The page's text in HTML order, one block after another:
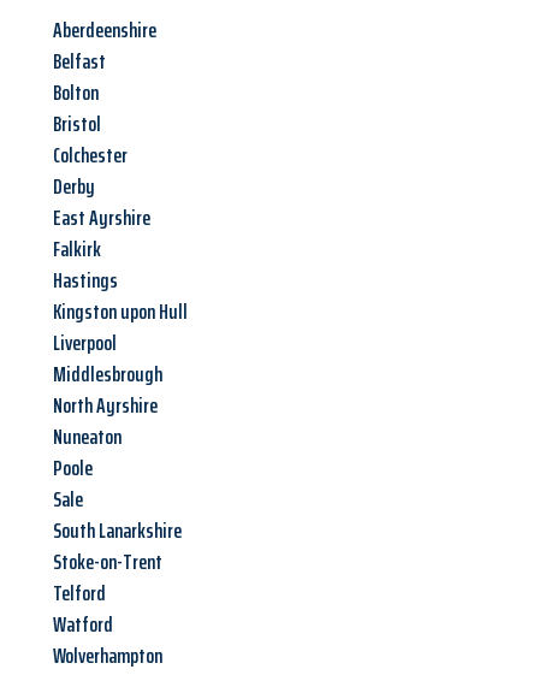
Aberdeenshire
Belfast
Bolton
Bristol
Colchester
Derby
East Ayrshire
Falkirk
Hastings
Kingston upon Hull
Liverpool
Middlesbrough
North Ayrshire
Nuneaton
Poole
Sale
South Lanarkshire
Stoke-on-Trent
Telford
Watford
Wolverhampton